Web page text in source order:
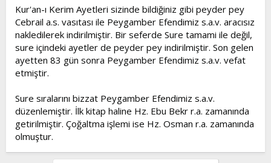
Kur'an-ı Kerim Ayetleri sizinde bildiğiniz gibi peyder pey
Cebrail a.s. vasıtası ile Peygamber Efendimiz s.a.v. aracısız
nakledilerek indirilmiştir. Bir seferde Sure tamami ile değil,
sure içindeki ayetler de peyder pey indirilmiştir. Son gelen
ayetten 83 gün sonra Peygamber Efendimiz s.a.v. vefat
etmiştir.
Sure sıralarını bizzat Peygamber Efendimiz s.a.v.
düzenlemiştir. İlk kitap haline Hz. Ebu Bekr r.a. zamanında
getirilmiştir. Çoğaltma işlemi ise Hz. Osman r.a. zamanında
olmuştur.